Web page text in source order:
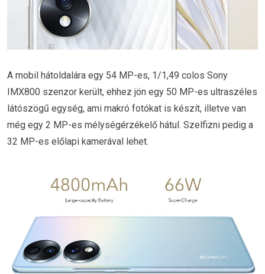
A mobil hátoldalára egy 54 MP-es, 1/1,49 colos Sony
IMX800 szenzor került, ehhez jön egy 50 MP-es ultraszéles
látószögű egység, ami makró fotókat is készít, illetve van
még egy 2 MP-es mélységérzékelő hátul. Szelfizni pedig a
32 MP-es előlapi kamerával lehet.